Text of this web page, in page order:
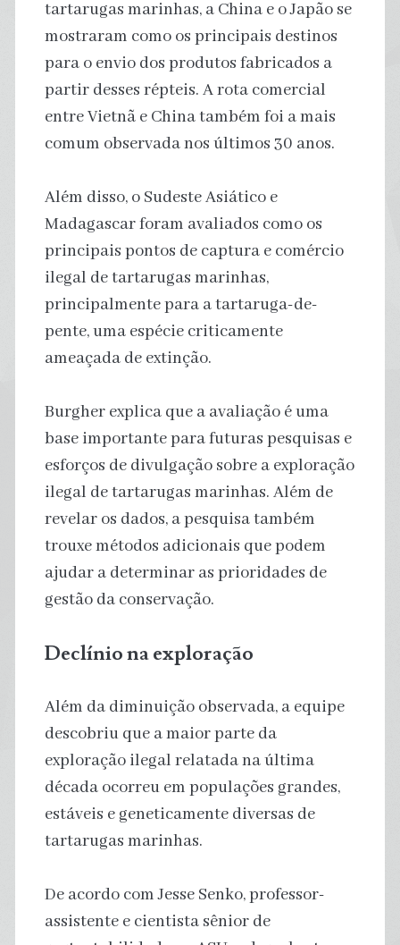
tartarugas marinhas, a China e o Japão se
mostraram como os principais destinos
para o envio dos produtos fabricados a
partir desses répteis. A rota comercial
entre Vietnã e China também foi a mais
comum observada nos últimos 30 anos.
Além disso, o Sudeste Asiático e
Madagascar foram avaliados como os
principais pontos de captura e comércio
ilegal de tartarugas marinhas,
principalmente para a tartaruga-de-
pente, uma espécie criticamente
ameaçada de extinção.
Burgher explica que a avaliação é uma
base importante para futuras pesquisas e
esforços de divulgação sobre a exploração
ilegal de tartarugas marinhas. Além de
revelar os dados, a pesquisa também
trouxe métodos adicionais que podem
ajudar a determinar as prioridades de
gestão da conservação.
Declínio na exploração
Além da diminuição observada, a equipe
descobriu que a maior parte da
exploração ilegal relatada na última
década ocorreu em populações grandes,
estáveis e geneticamente diversas de
tartarugas marinhas.
De acordo com Jesse Senko, professor-
assistente e cientista sênior de